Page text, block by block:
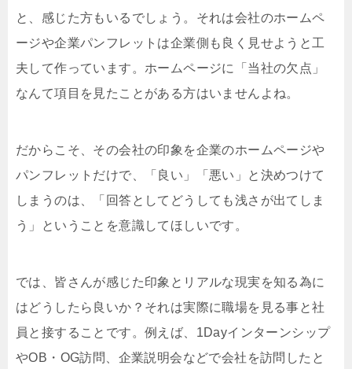
と、感じた方もいるでしょう。それは会社のホームペ
ージや企業パンフレットは企業側も良く見せようと工
夫して作っています。ホームページに「当社の欠点」
なんて項目を見たことがある方はいませんよね。
だからこそ、その会社の印象を企業のホームページや
パンフレットだけで、「良い」「悪い」と決めつけて
しまうのは、「回答としてどうしても浅さが出てしま
う」ということを意識してほしいです。
では、皆さんが感じた印象とリアルな現実を知る為に
はどうしたら良いか？それは実際に職場を見る事と社
員と接することです。例えば、1Dayインターンシップ
やOB・OG訪問、企業説明会などで会社を訪問したと